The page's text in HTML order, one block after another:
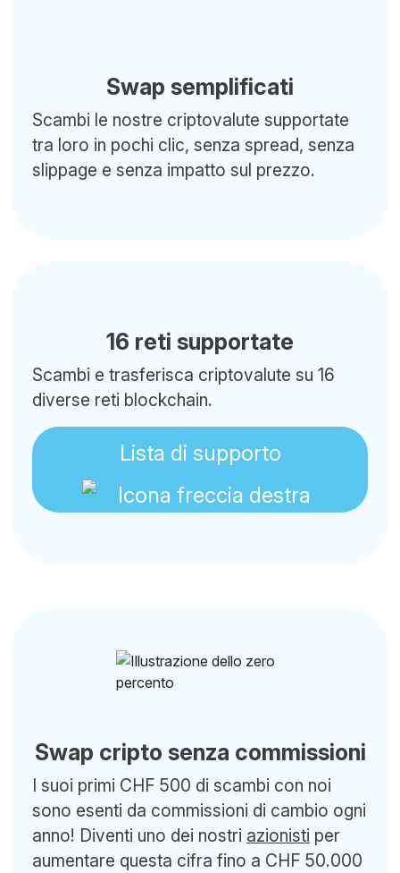
Swap semplificati
Scambi le nostre criptovalute supportate
tra loro in pochi clic, senza spread, senza
slippage e senza impatto sul prezzo.
16 reti supportate
Scambi e trasferisca criptovalute su 16
diverse reti blockchain.
Lista di supporto
Swap cripto senza commissioni
I suoi primi CHF 500 di scambi con noi
sono esenti da commissioni di cambio ogni
anno! Diventi uno dei nostri azionisti per
aumentare questa cifra fino a CHF 50.000